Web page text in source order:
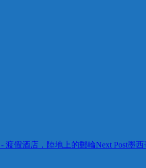
渡假酒店，陸地上的郵輪Next Post墨西